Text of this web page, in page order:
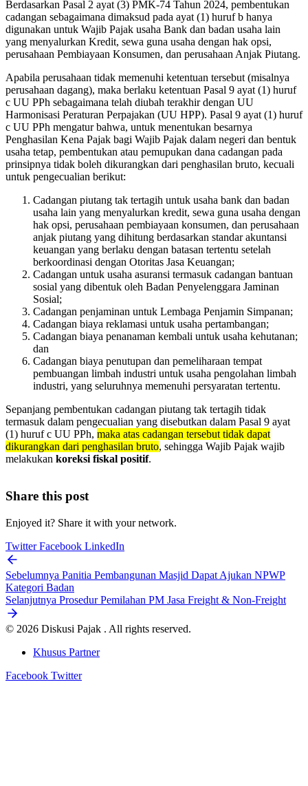
Berdasarkan Pasal 2 ayat (3) PMK-74 Tahun 2024, pembentukan
cadangan sebagaimana dimaksud pada ayat (1) huruf b hanya
digunakan untuk Wajib Pajak usaha Bank dan badan usaha lain
yang menyalurkan Kredit, sewa guna usaha dengan hak opsi,
perusahaan Pembiayaan Konsumen, dan perusahaan Anjak Piutang.
Apabila perusahaan tidak memenuhi ketentuan tersebut (misalnya
perusahaan dagang), maka berlaku ketentuan Pasal 9 ayat (1) huruf
c UU PPh sebagaimana telah diubah terakhir dengan UU
Harmonisasi Peraturan Perpajakan (UU HPP). Pasal 9 ayat (1) huruf
c UU PPh mengatur bahwa, untuk menentukan besarnya
Penghasilan Kena Pajak bagi Wajib Pajak dalam negeri dan bentuk
usaha tetap, pembentukan atau pemupukan dana cadangan pada
prinsipnya tidak boleh dikurangkan dari penghasilan bruto, kecuali
untuk pengecualian berikut:
Cadangan piutang tak tertagih untuk usaha bank dan badan
usaha lain yang menyalurkan kredit, sewa guna usaha dengan
hak opsi, perusahaan pembiayaan konsumen, dan perusahaan
anjak piutang yang dihitung berdasarkan standar akuntansi
keuangan yang berlaku dengan batasan tertentu setelah
berkoordinasi dengan Otoritas Jasa Keuangan;
Cadangan untuk usaha asuransi termasuk cadangan bantuan
sosial yang dibentuk oleh Badan Penyelenggara Jaminan
Sosial;
Cadangan penjaminan untuk Lembaga Penjamin Simpanan;
Cadangan biaya reklamasi untuk usaha pertambangan;
Cadangan biaya penanaman kembali untuk usaha kehutanan;
dan
Cadangan biaya penutupan dan pemeliharaan tempat
pembuangan limbah industri untuk usaha pengolahan limbah
industri, yang seluruhnya memenuhi persyaratan tertentu.
Sepanjang pembentukan cadangan piutang tak tertagih tidak
termasuk dalam pengecualian yang disebutkan dalam Pasal 9 ayat
(1) huruf c UU PPh, maka atas cadangan tersebut tidak dapat
dikurangkan dari penghasilan bruto, sehingga Wajib Pajak wajib
melakukan koreksi fiskal positif.
Share this post
Enjoyed it? Share it with your network.
TwitterFacebook LinkedIn
Sebelumnya Panitia Pembangunan Masjid Dapat Ajukan NPWP
Kategori Badan
Selanjutnya Prosedur Pemilahan PM Jasa Freight & Non-Freight
© 2026 Diskusi Pajak . All rights reserved.
Khusus Partner
Facebook Twitter